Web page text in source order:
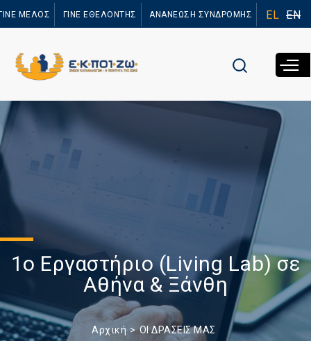
προς το
ΜΕΛΟΣ ΓΙΝΕ ΕΘΕΛΟΝΤΗΣ ΑΝΑΝΕΩΣΗ ΣΥΝΔΡΟΜΗΣ EL EN
1ο Εργαστήριο (Living Lab) σε
Αθήνα & Ξάνθη
Αρχική ΟΙ ΔΡΑΣΕΙΣ ΜΑΣ